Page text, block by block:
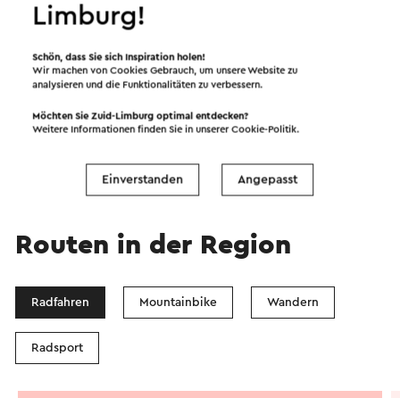
Routen in der Region
Radfahren Mountainbike Wandern
Radsport
Limburg!
Schön, dass Sie sich Inspiration holen!
Wir machen von Cookies Gebrauch, um unsere Website zu
analysieren und die Funktionalitäten zu verbessern.
Möchten Sie Zuid-Limburg optimal entdecken?
Weitere Informationen finden Sie in unsererCookie-Politik.
Einverstanden Angepasst